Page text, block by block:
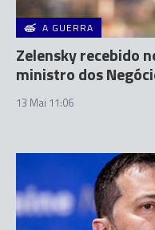
A GUERRA
Zelensky recebido
ministro dos
13 Mai 11:06